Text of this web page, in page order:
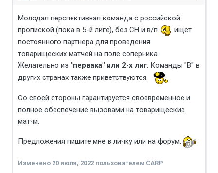
Молодая перспективная команда с российской
пропиской (пока в 5-й лиге), без СН и в/п
ищет
постоянного партнера для проведения
товарищеских матчей на поле соперника.
Желательно из "первака" или 2-х лиг . Команды "В" в
других странах также приветствуются.
Со своей стороны гарантируется своевременное и
полное обеспечение вызовами на товарищеские
матчи.
Предложения пишите мне в личку или на форум.
Изменено 20 июля, 2022 пользователем CARP